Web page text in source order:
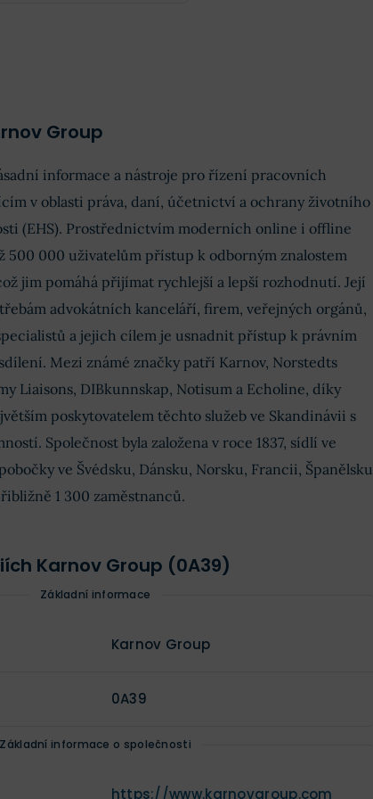
-89.85 %
Group
informace a nástroje pro řízení pracovních
v oblasti práva, daní, účetnictví a ochrany životního
(EHS). Prostřednictvím moderních online i offline
500 000 uživatelům přístup k odborným znalostem
jim pomáhá přijímat rychlejší a lepší rozhodnutí. Její
advokátních kanceláří, firem, veřejných orgánů,
a jejich cílem je usnadnit přístup k právním
Mezi známé značky patří Karnov, Norstedts
Liaisons, DIBkunnskap, Notisum a Echoline, díky
poskytovatelem těchto služeb ve Skandinávii s
Společnost byla založena v roce 1837, sídlí ve
ve Švédsku, Dánsku, Norsku, Francii, Španělsku
1 300 zaměstnanců.
Karnov Group (0A39)
Základní informace
Karnov Group
0A39
Základní informace o společnosti
https://www.karnovgroup.com